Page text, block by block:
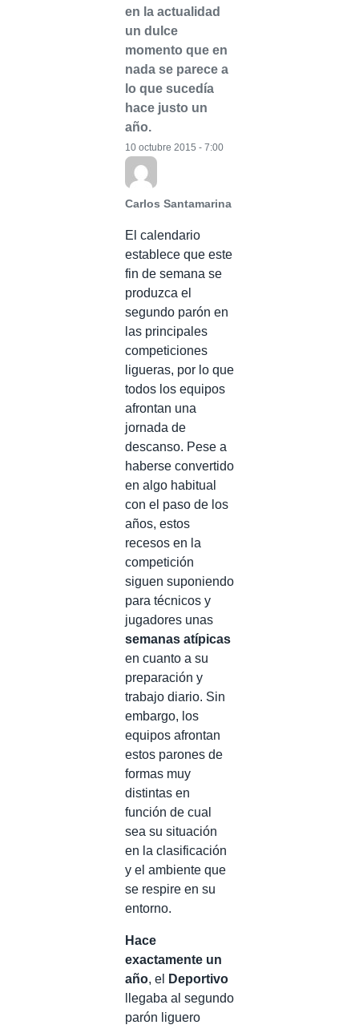
en la actualidad
un dulce
momento que en
nada se parece a
lo que sucedía
hace justo un
año.
Carlos Santamarina
10 octubre 2015 - 7:00
El calendario
establece que este
fin de semana se
produzca el
segundo parón en
las principales
competiciones
ligueras, por lo que
todos los equipos
afrontan una
jornada de
descanso. Pese a
haberse convertido
en algo habitual
con el paso de los
años, estos
recesos en la
competición
siguen suponiendo
para técnicos y
jugadores unas
semanas atípicas
en cuanto a su
preparación y
trabajo diario. Sin
embargo, los
equipos afrontan
estos parones de
formas muy
distintas en
función de cual
sea su situación
en la clasificación
y el ambiente que
se respire en su
entorno.
Hace
exactamente un
año, el
Deportivo
llegaba al segundo
parón liguero